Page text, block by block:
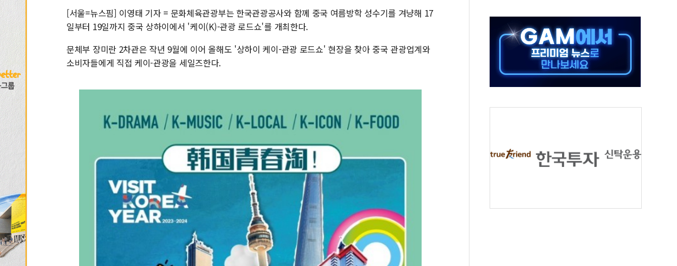
'찜통더위'에 전력수요 역대 최고치 경신…한낮 총수요 104.3GW 기록
후티 반군, 예멘 정부군과 사우디 동시 공격… 위기 고조되는 또 다른 중동 화약고
[서울=뉴스핌] 이영태 기자 = 문화체육관광부는 한국관광공사와 함께 중국 여름방학 성수기를 겨냥해 17
일부터 19일까지 중국 상하이에서 '케이(K)-관광 로드쇼'를 개최한다.
문체부 장미란 2차관은 작년 9월에 이어 올해도 '상하이 케이-관광 로드쇼' 현장을 찾아 중국 관광업계와
소비자들에게 직접 케이-관광을 세일즈한다.